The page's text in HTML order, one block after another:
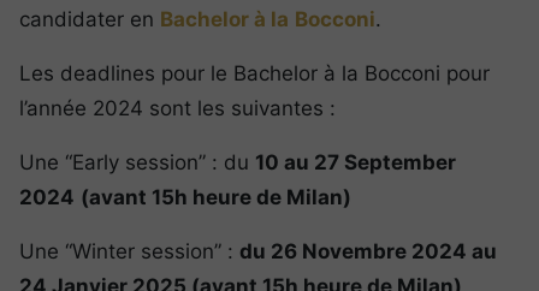
candidater en Bachelor à la Bocconi.
Les deadlines pour le Bachelor à la Bocconi pour
l’année 2024 sont les suivantes :
Une “Early session” : du 10 au 27 September
2024 (avant 15h heure de Milan)
Une “Winter session” : du 26 Novembre 2024 au
24 Janvier 2025 (avant 15h heure de Milan)